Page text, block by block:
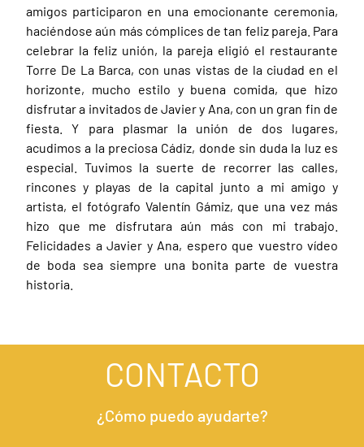
amigos participaron en una emocionante ceremonia,
haciéndose aún más cómplices de tan feliz pareja. Para
celebrar la feliz unión, la pareja eligió el restaurante
Torre De La Barca, con unas vistas de la ciudad en el
horizonte, mucho estilo y buena comida, que hizo
disfrutar a invitados de Javier y Ana, con un gran fin de
fiesta. Y para plasmar la unión de dos lugares,
acudimos a la preciosa Cádiz, donde sin duda la luz es
especial. Tuvimos la suerte de recorrer las calles,
rincones y playas de la capital junto a mi amigo y
artista, el fotógrafo Valentín Gámiz, que una vez más
hizo que me disfrutara aún más con mi trabajo.
Felicidades a Javier y Ana, espero que vuestro vídeo
de boda sea siempre una bonita parte de vuestra
historia.
CONTACTO
¿Cómo puedo ayudarte?